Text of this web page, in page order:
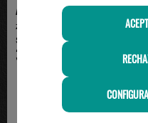
ADIDAS
zapatilla adidas velcro TENSAUR
SPORT 3.0 blanco
38.00€